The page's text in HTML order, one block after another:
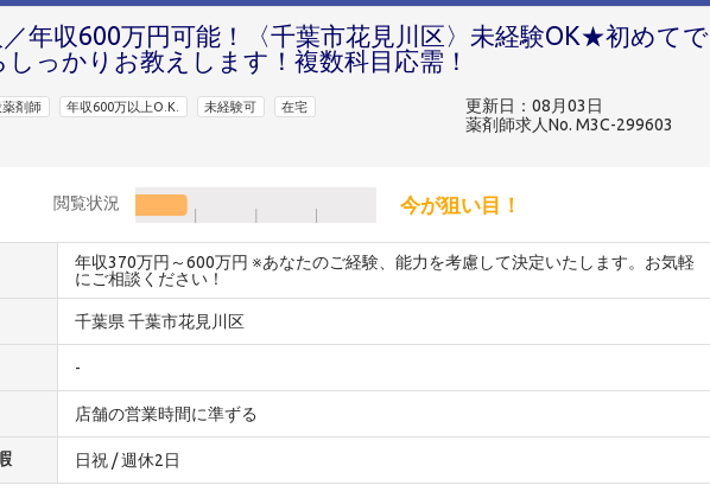
／年収600万円可能！〈千葉市花見川区〉未経験OK★初めてで
しっかりお教えします！複数科目応需！
薬剤師 年収600万以上O.K. 未経験可 在宅
更新日：08月03日
薬剤師求人No. M3C-299603
閲覧状況 今が狙い目！
年収370万円～600万円 ※あなたのご経験、能力を考慮して決定いたします。お気軽
にご相談ください！
千葉県 千葉市花見川区
-
店舗の営業時間に準ずる
日祝 / 週休2日